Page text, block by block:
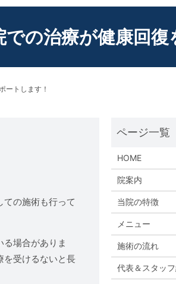
の治療が健康回復
ートします！
の施術も行って
場合がありま
を受けるないと長
HOME
院案内
当院の特徴
メニュー
施術の流れ
代表＆スタッ